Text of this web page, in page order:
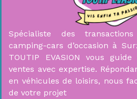
Spécialiste des
camping-cars d’occasion à
TOUTIP EVASION vous
ventes avec expertise.
en véhicules de loisirs, nous
de votre projet